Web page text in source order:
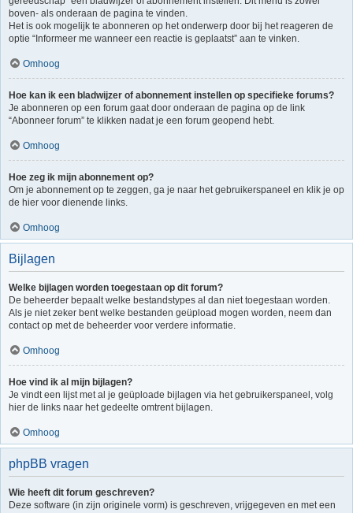
boven- als onderaan de pagina te vinden.
Het is ook mogelijk te abonneren op het onderwerp door bij het reageren de
optie “Informeer me wanneer een reactie is geplaatst” aan te vinken.
Omhoog
Hoe kan ik een bladwijzer of abonnement instellen op specifieke forums?
Je abonneren op een forum gaat door onderaan de pagina op de link
“Abonneer forum” te klikken nadat je een forum geopend hebt.
Omhoog
Hoe zeg ik mijn abonnement op?
Om je abonnement op te zeggen, ga je naar het gebruikerspaneel en klik je op
de hier voor dienende links.
Omhoog
Bijlagen
Welke bijlagen worden toegestaan op dit forum?
De beheerder bepaalt welke bestandstypes al dan niet toegestaan worden.
Als je niet zeker bent welke bestanden geüpload mogen worden, neem dan
contact op met de beheerder voor verdere informatie.
Omhoog
Hoe vind ik al mijn bijlagen?
Je vindt een lijst met al je geüploade bijlagen via het gebruikerspaneel, volg
hier de links naar het gedeelte omtrent bijlagen.
Omhoog
phpBB vragen
Wie heeft dit forum geschreven?
Deze software (in zijn originele vorm) is geschreven, vrijgegeven en met een